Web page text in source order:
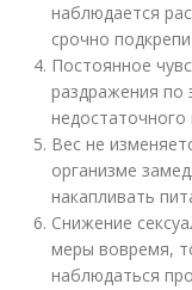
наблюдается
срочно
Постоянное
раздражения по
недостаточного
Вес не
организме
накапливать
Снижение
меры вовремя,
наблюдаться